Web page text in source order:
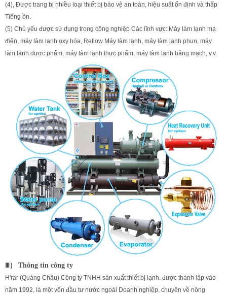
(4), Được trang bị nhiều loại thiết bị bảo vệ an toàn, hiệu suất ổn định và thấp
Tiếng ồn.
(5) Chủ yếu được sử dụng trong công nghiệp Các lĩnh vực: Máy làm lạnh mạ
điện, máy làm lạnh oxy hóa, Reflow Máy làm lạnh, máy làm lạnh phun, máy
làm lạnh dược phẩm, máy làm lạnh thực phẩm, máy làm lạnh bảng mạch, v.v.
Ⅲ） Thông tin công ty
H'rar (Quảng Châu) Công ty TNHH sản xuất thiết bị lạnh. được thành lập vào
năm 1992, là một vốn đầu tư nước ngoài Doanh nghiệp, chuyên về nông